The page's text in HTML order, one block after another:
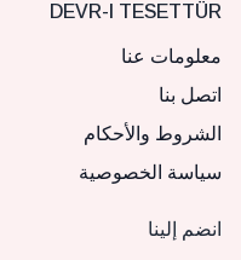
DEVR-I TESETTÜR
معلومات عنا
اتصل بنا
الشروط والأحكام
سياسة الخصوصية
انضم إلينا